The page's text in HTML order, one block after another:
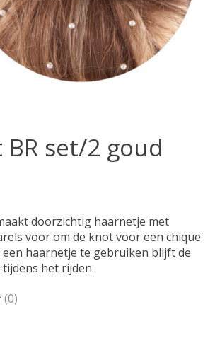
set/2 goud
doorzichtig haarnetje met
voor om de knot voor een chique
haarnetje te gebruiken blijft de
het rijden.
dit product is
(0)